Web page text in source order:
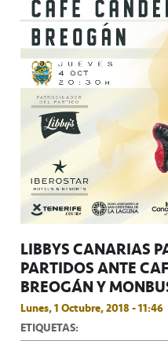
LIBBYS CANARIAS
PARTIDOS ANTE
BREOGÁN Y
Lunes, 1 Octubre, 2018 - 11:46
ETIQUETAS: